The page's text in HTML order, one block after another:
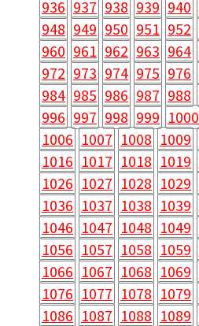
936 937 938 939 940
948 949 950 951 952
960 961 962 963 964
972 973 974 975 976
984 985 986 987 988
996 997 998 999 1000
1006 1007 1008 1009
1016 1017 1018 1019
1026 1027 1028 1029
1036 1037 1038 1039
1046 1047 1048 1049
1056 1057 1058 1059
1066 1067 1068 1069
1076 1077 1078 1079
1086 1087 1088 1089